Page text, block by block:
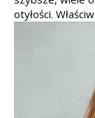
otyłości.